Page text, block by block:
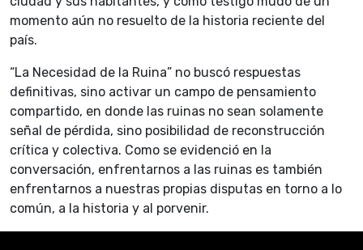
momento aún no resuelto de la historia reciente del
país.
“La Necesidad de la Ruina” no buscó respuestas
definitivas, sino activar un campo de pensamiento
compartido, en donde las ruinas no sean solamente
señal de pérdida, sino posibilidad de reconstrucción
crítica y colectiva. Como se evidenció en la
conversación, enfrentarnos a las ruinas es también
enfrentarnos a nuestras propias disputas en torno a lo
común, a la historia y al porvenir.